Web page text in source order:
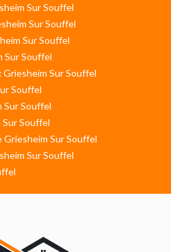
Sur Souffel
Sur Souffel
Sur Souffel
Sur Souffel
Sur Souffel
Souffel
Souffel
Souffel
Sur Souffel
Sur Souffel